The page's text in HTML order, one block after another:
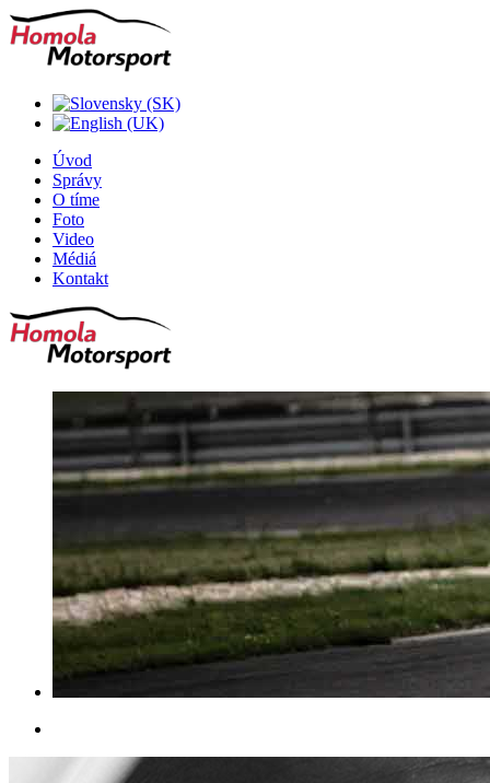
Úvod
Správy
O tíme
Foto
Video
Médiá
Kontakt